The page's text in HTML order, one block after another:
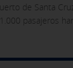
de Santa
pasajeros